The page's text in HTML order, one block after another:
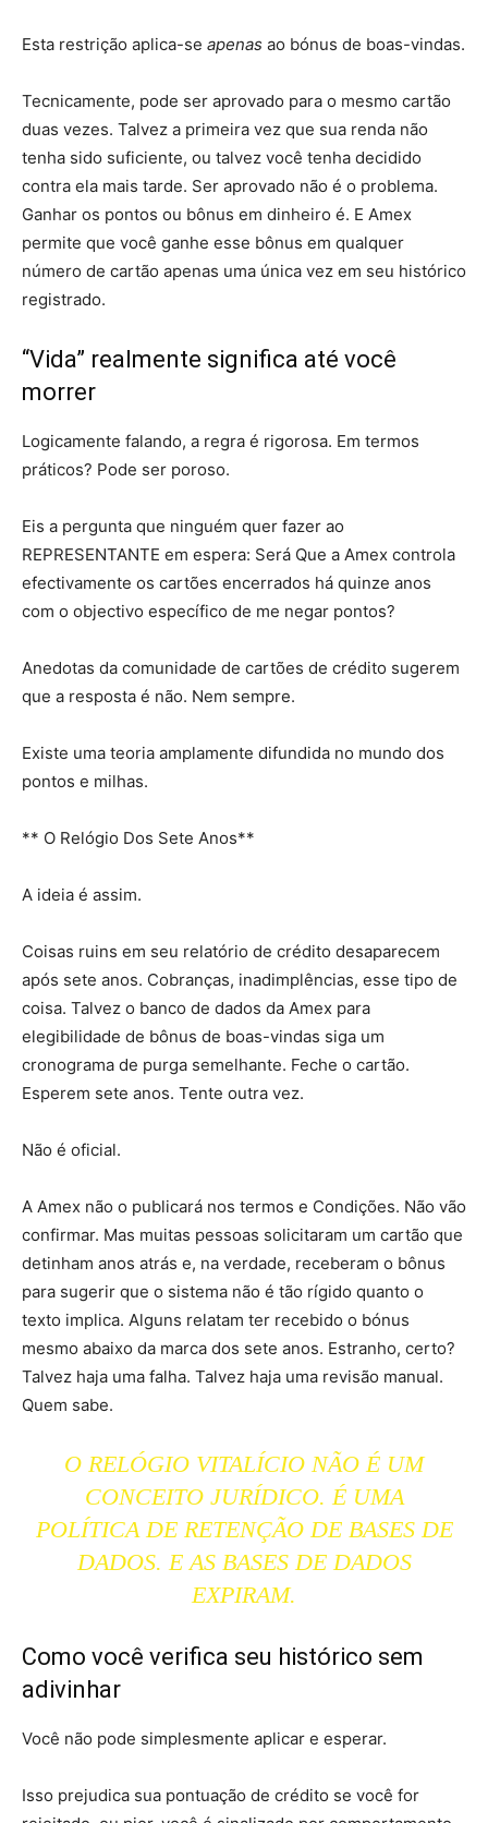
Esta restrição aplica-se apenas ao bónus de boas-vindas.
Tecnicamente, pode ser aprovado para o mesmo cartão
duas vezes. Talvez a primeira vez que sua renda não
tenha sido suficiente, ou talvez você tenha decidido
contra ela mais tarde. Ser aprovado não é o problema.
Ganhar os pontos ou bônus em dinheiro é. E Amex
permite que você ganhe esse bônus em qualquer
número de cartão apenas uma única vez em seu histórico
registrado.
“Vida” realmente significa até você
morrer
Logicamente falando, a regra é rigorosa. Em termos
práticos? Pode ser poroso.
Eis a pergunta que ninguém quer fazer ao
REPRESENTANTE em espera: Será Que a Amex controla
efectivamente os cartões encerrados há quinze anos
com o objectivo específico de me negar pontos?
Anedotas da comunidade de cartões de crédito sugerem
que a resposta é não. Nem sempre.
Existe uma teoria amplamente difundida no mundo dos
pontos e milhas.
** O Relógio Dos Sete Anos**
A ideia é assim.
Coisas ruins em seu relatório de crédito desaparecem
após sete anos. Cobranças, inadimplências, esse tipo de
coisa. Talvez o banco de dados da Amex para
elegibilidade de bônus de boas-vindas siga um
cronograma de purga semelhante. Feche o cartão.
Esperem sete anos. Tente outra vez.
Não é oficial.
A Amex não o publicará nos termos e Condições. Não vão
confirmar. Mas muitas pessoas solicitaram um cartão que
detinham anos atrás e, na verdade, receberam o bônus
para sugerir que o sistema não é tão rígido quanto o
texto implica. Alguns relatam ter recebido o bónus
mesmo abaixo da marca dos sete anos. Estranho, certo?
Talvez haja uma falha. Talvez haja uma revisão manual.
Quem sabe.
O RELÓGIO VITALÍCIO NÃO É UM
CONCEITO JURÍDICO. É UMA
POLÍTICA DE RETENÇÃO DE BASES DE
DADOS. E AS BASES DE DADOS
EXPIRAM.
Como você verifica seu histórico sem
adivinhar
Você não pode simplesmente aplicar e esperar.
Isso prejudica sua pontuação de crédito se você for